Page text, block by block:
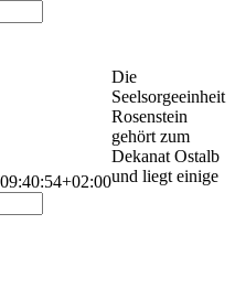
Die
Seelsorgeeinheit
Rosenstein
gehört zum
Dekanat Ostalb
und liegt einige